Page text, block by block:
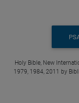
Holy Bible, New
1979, 1984, 2011 by